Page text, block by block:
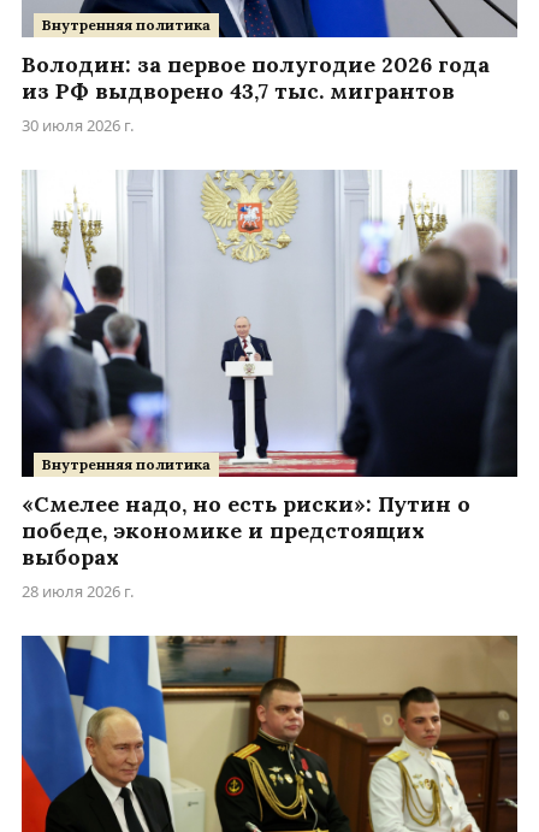
Внутренняя политика
Володин: за первое полугодие 2026 года
из РФ выдворено 43,7 тыс. мигрантов
30 июля 2026 г.
Внутренняя политика
«Смелее надо, но есть риски»: Путин о
победе, экономике и предстоящих
выборах
28 июля 2026 г.